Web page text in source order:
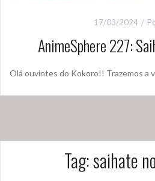
17/03/2024
AnimeSphere 227:
Olá ouvintes do Kokoro!! Trazemos a
Tag:saihate